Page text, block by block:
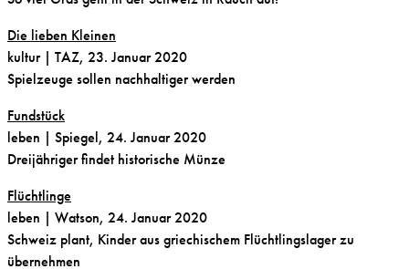
Die lieben Kleinen
kultur | TAZ, 23. Januar 2020
Spielzeuge sollen nachhaltiger werden
Fundstück
leben | Spiegel, 24. Januar 2020
Dreijähriger findet historische Münze
Flüchtlinge
leben | Watson, 24. Januar 2020
Schweiz plant, Kinder aus griechischem Flüchtlingslager zu
übernehmen